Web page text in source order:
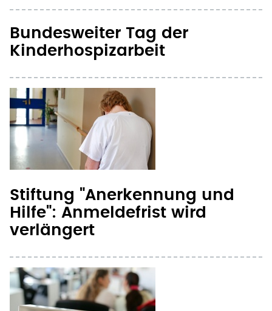
Bundesweiter Tag der
Kinderhospizarbeit
Stiftung "Anerkennung und
Hilfe": Anmeldefrist wird
verlängert